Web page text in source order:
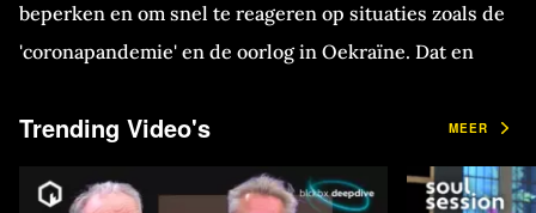
beperken en om snel te reageren op situaties zoals de
'coronapandemie' en de oorlog in Oekraïne. Dat en
Vrijdag 17 juni 2022
Trending Video's MEER